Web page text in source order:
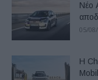
Νέο
05/
Η